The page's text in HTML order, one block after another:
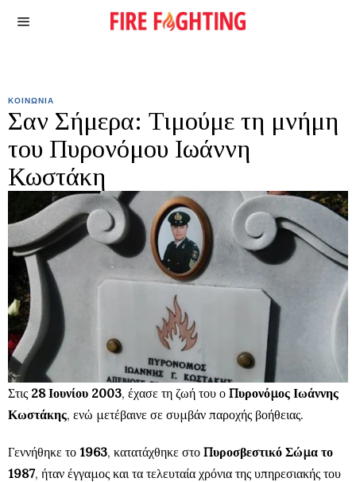
ΚΟΙΝΩΝΙΑ
Σαν Σήμερα: Τιμούμε τη μνήμη
του Πυρονόμου Ιωάννη
Κωστάκη
Στις 28 Ιουνίου 2003, έχασε τη ζωή του ο Πυρονόμος Ιωάννης
Κωστάκης, ενώ μετέβαινε σε συμβάν παροχής βοήθειας.
Γεννήθηκε το 1963, κατατάχθηκε στο Πυροσβεστικό Σώμα το
1987, ήταν έγγαμος και τα τελευταία χρόνια της υπηρεσιακής του